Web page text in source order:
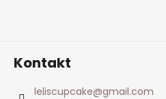
Kontakt
leliscupcake@gmail.com